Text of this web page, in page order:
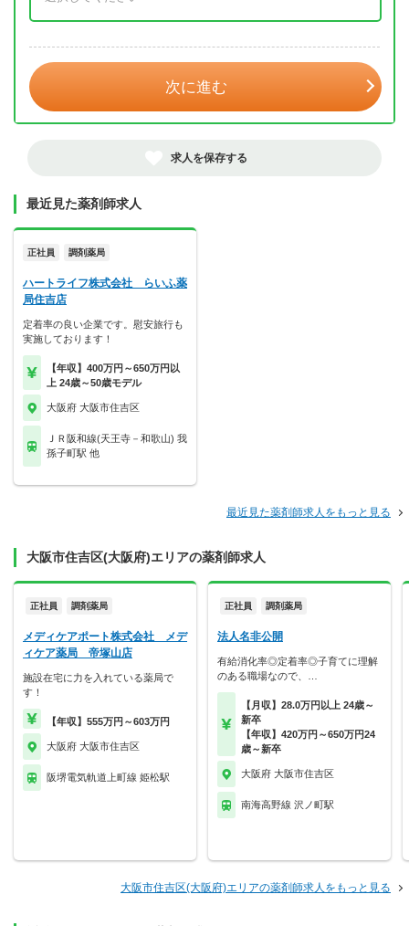
次に進む
求人を保存する
最近見た薬剤師求人
正社員 調剤薬局
ハートライフ株式会社 らいふ薬
局住吉店
定着率の良い企業です。慰安旅行も
実施しております！
【年収】400万円～650万円以
上 24歳～50歳モデル
大阪府 大阪市住吉区
ＪＲ阪和線(天王寺－和歌山) 我
孫子町駅 他
最近見た薬剤師求人をもっと見る
大阪市住吉区(大阪府)エリアの薬剤師求人
正社員 調剤薬局
メディケアポート株式会社 メデ
ィケア薬局 帝塚山店
施設在宅に力を入れている薬局で
す！
【年収】555万円～603万円
大阪府 大阪市住吉区
阪堺電気軌道上町線 姫松駅
正社員 調剤薬局
法人名非公開
有給消化率◎定着率◎子育てに理解
のある職場なので、…
【月収】28.0万円以上 24歳～
新卒
【年収】420万円～650万円24
歳～新卒
大阪府 大阪市住吉区
南海高野線 沢ノ町駅
大阪市住吉区(大阪府)エリアの薬剤師求人をもっと見る